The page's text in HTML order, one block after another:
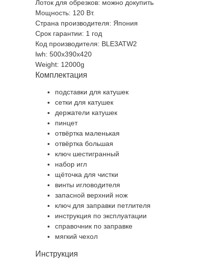
Лоток для обрезков: можно докупить
Мощность: 120 Вт.
Страна производителя: Япония
Срок гарантии: 1 год
Код производителя: BLE3ATW2
lwh: 500x390x420
Weight: 12000g
Комплектация
подставки для катушек
сетки для катушек
держатели катушек
пинцет
отвёртка маленькая
отвёртка большая
ключ шестигранный
набор игл
щёточка для чистки
винты игловодителя
запасной верхний нож
ключ для заправки петлителя
инструкция по эксплуатации
справочник по заправке
мягкий чехол
Инструкция